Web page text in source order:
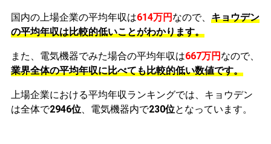
国内の上場企業の平均年収は614万円 なので、 キョウデン
の平均年収は比較的低いことがわかります。
また、電気機器でみた場合の平均年収は667万円 なので、
業界全体の平均年収に比べても比較的低い数値です。
上場企業における平均年収ランキングでは、キョウデン
は全体で2946位、電気機器内で230位となっています。